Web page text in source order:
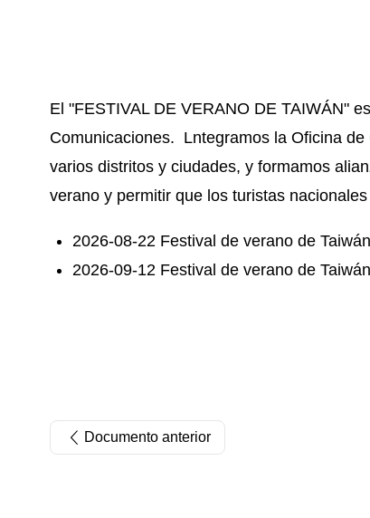
El "FESTIVAL DE VERANO DE TAIWÁN"
Comunicaciones. Lntegramos la Oficina
varios distritos y ciudades, y formamos
verano y permitir que los turistas
2026-08-22 Festival de verano de
2026-09-12 Festival de verano de
Documento anterior